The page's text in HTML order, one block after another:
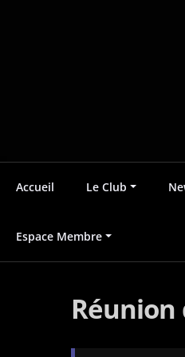
Albédo38
Accueil Le Club
Espace Membre